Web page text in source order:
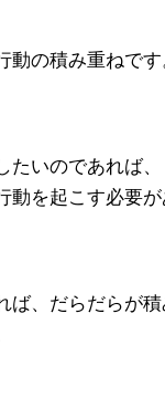
の積み重ねです
たいのであれば
動を起こす必要が
ば、だらだらが